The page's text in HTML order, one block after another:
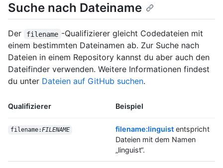
Suche nach Dateiname
Der filename -Qualifizierer gleicht Codedateien mit
einem bestimmten Dateinamen ab. Zur Suche nach
Dateien in einem Repository kannst du aber auch den
Dateifinder verwenden. Weitere Informationen findest
du unter Dateien auf GitHub suchen.
Qualifizierer Beispiel
filename:FILENAME filename:linguist entspricht
Dateien mit dem Namen
„linguist“.